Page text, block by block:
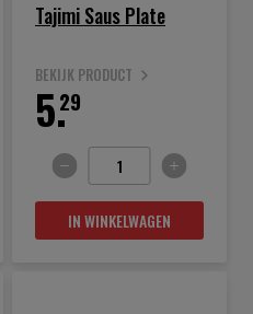
Tajimi Saus Plate
BEKIJK PRODUCT
29
5.
IN WINKELWAGEN